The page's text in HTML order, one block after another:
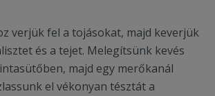
verjük fel a tojásokat, majd keverjük
és a tejet. Melegítsünk kevés
majd egy merőkanál
el vékonyan tésztát a